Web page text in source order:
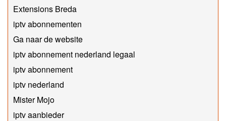
Extensions Breda
iptv abonnementen
Ga naar de website
iptv abonnement nederland legaal​
iptv abonnement
iptv nederland
Mister Mojo
iptv aanbieder